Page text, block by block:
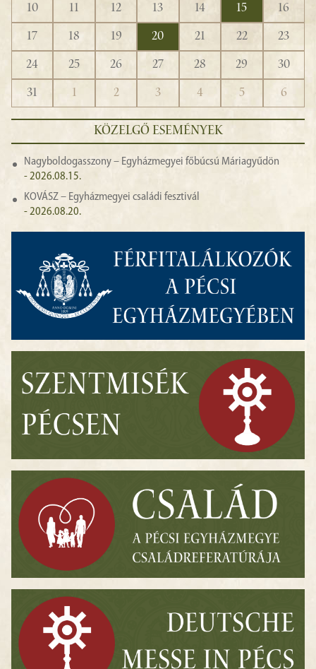
10
11 12 13 14 15
16
17
18 19 20 21 22
23
24
25 26 27 28 29
30
31
1 2 3 4 5 6
KÖZELGŐ ESEMÉNYEK
Nagyboldogasszony – Egyházmegyei főbúcsú Máriagyűdön
- 2026.08.15.
KOVÁSZ – Egyházmegyei családi fesztivál
- 2026.08.20.